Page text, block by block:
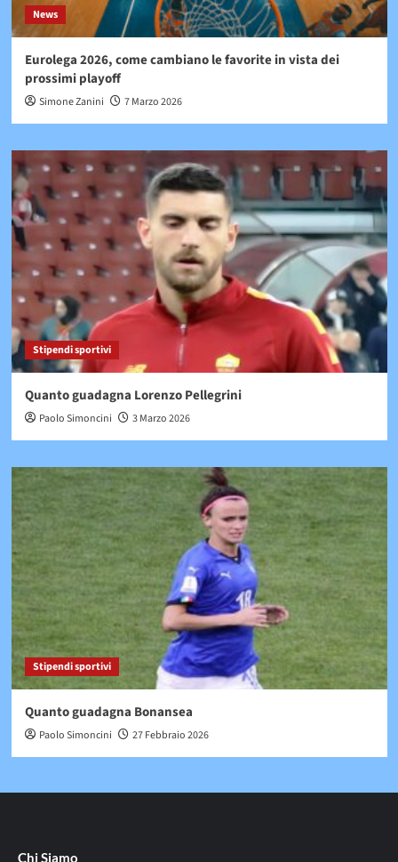
News
Eurolega 2026, come cambiano le favorite in vista dei
prossimi playoff
Simone Zanini 7 Marzo 2026
Stipendi sportivi
Quanto guadagna Lorenzo Pellegrini
Paolo Simoncini 3 Marzo 2026
Stipendi sportivi
Quanto guadagna Bonansea
Paolo Simoncini 27 Febbraio 2026
Chi Siamo